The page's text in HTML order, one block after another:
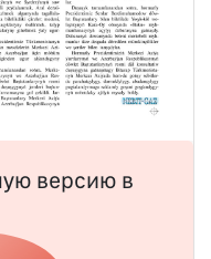
версию в